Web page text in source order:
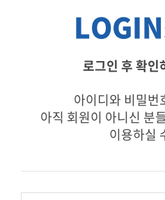
LOGIN
로그인 후 확인
아이디와 비밀번
아직 회원이 아니신 분
이용하실